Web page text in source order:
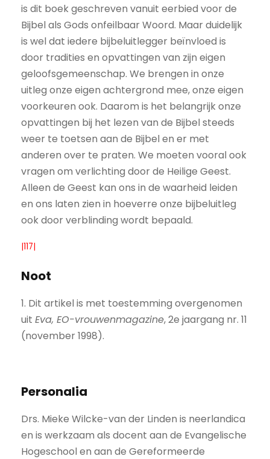
is dit boek geschreven vanuit eerbied voor de
Bijbel als Gods onfeilbaar Woord. Maar duidelijk
is wel dat iedere bijbeluitlegger beïnvloed is
door tradities en opvattingen van zijn eigen
geloofsgemeenschap. We brengen in onze
uitleg onze eigen achtergrond mee, onze eigen
voorkeuren ook. Daarom is het belangrijk onze
opvattingen bij het lezen van de Bijbel steeds
weer te toetsen aan de Bijbel en er met
anderen over te praten. We moeten vooral ook
vragen om verlichting door de Heilige Geest.
Alleen de Geest kan ons in de waarheid leiden
en ons laten zien in hoeverre onze bijbeluitleg
ook door verblinding wordt bepaald.
|117|
Noot
1. Dit artikel is met toestemming overgenomen
uit Eva, EO-vrouwenmagazine, 2e jaargang nr. 11
(november 1998).
Personalia
Drs. Mieke Wilcke-van der Linden is neerlandica
en is werkzaam als docent aan de Evangelische
Hogeschool en aan de Gereformeerde